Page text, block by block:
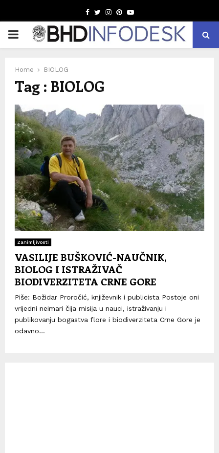
Facebook
TwitterInstagram
Pinterest
Youtube
PRIMARY
Home BIOLOG
Tag : BIOLOG
Zanimljivosti
VASILIJE BUŠKOVIĆ-NAUČNIK,
BIOLOG I ISTRAŽIVAČ
BIODIVERZITETA CRNE GORE
Piše: Božidar Proročić, književnik i publicista Postoje oni
vrijedni neimari čija misija u nauci, istraživanju i
publikovanju bogastva flore i biodiverziteta Crne Gore je
odavno...